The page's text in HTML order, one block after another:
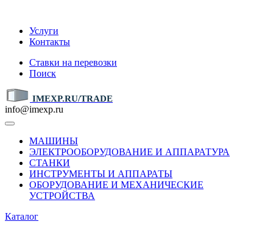
Услуги
Контакты
Ставки на перевозки
Поиск
IMEXP.RU/TRADE
info@imexp.ru
МАШИНЫ
ЭЛЕКТРООБОРУДОВАНИЕ И АППАРАТУРА
СТАНКИ
ИНСТРУМЕНТЫ И АППАРАТЫ
ОБОРУДОВАНИЕ И МЕХАНИЧЕСКИЕ
УСТРОЙСТВА
Каталог